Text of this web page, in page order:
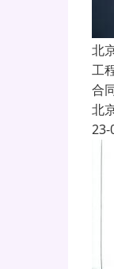
北
工
合
北
23-